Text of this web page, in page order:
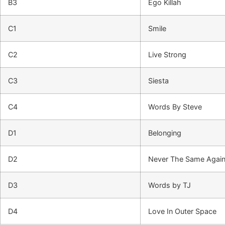
B3 Ego Killah
C1 Smile
C2 Live Strong
C3 Siesta
C4 Words By Steve
D1 Belonging
D2 Never The Same Again
D3 Words by TJ
D4 Love In Outer Space